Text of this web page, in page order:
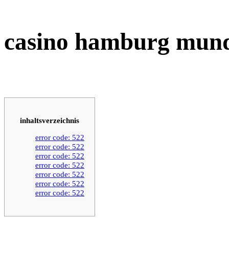
casino hamburg
inhaltsverzeichnis
error code: 522
error code: 522
error code: 522
error code: 522
error code: 522
error code: 522
error code: 522